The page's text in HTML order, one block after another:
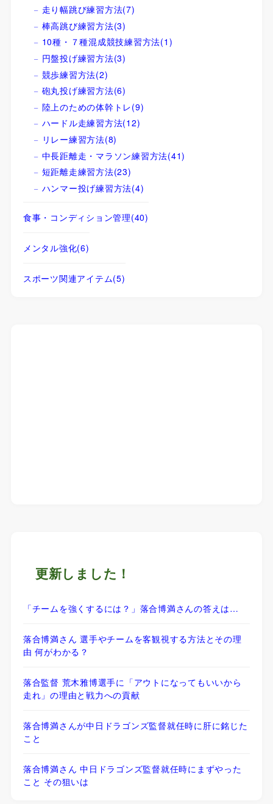
走り幅跳び練習方法(7)
棒高跳び練習方法(3)
10種・７種混成競技練習方法(1)
円盤投げ練習方法(3)
競歩練習方法(2)
砲丸投げ練習方法(6)
陸上のための体幹トレ(9)
ハードル走練習方法(12)
リレー練習方法(8)
中長距離走・マラソン練習方法(41)
短距離走練習方法(23)
ハンマー投げ練習方法(4)
食事・コンディション管理(40)
メンタル強化(6)
スポーツ関連アイテム(5)
更新しました！
「チームを強くするには？」落合博満さんの答えは…
落合博満さん 選手やチームを客観視する方法とその理
由 何がわかる？
落合監督 荒木雅博選手に「アウトになってもいいから
走れ」の理由と戦力への貢献
落合博満さんが中日ドラゴンズ監督就任時に肝に銘じた
こと
落合博満さん 中日ドラゴンズ監督就任時にまずやった
こと その狙いは